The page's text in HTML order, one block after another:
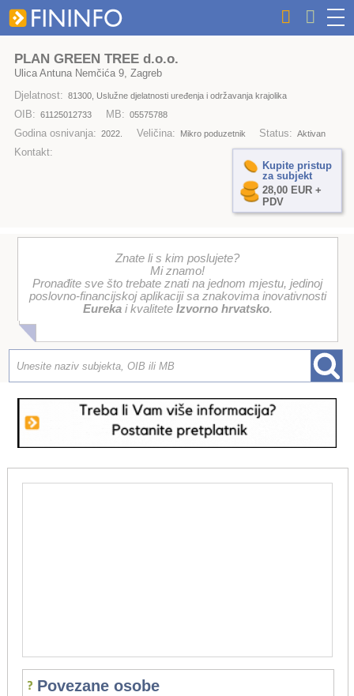
PLAN GREEN TREE d.o.o.
Ulica Antuna Nemčića 9, Zagreb
Djelatnost: 81300, Uslužne djelatnosti uređenja i održavanja krajolika
OIB: 61125012733 MB: 05575788
Godina osnivanja: 2022. Veličina: Mikro poduzetnik Status: Aktivan
Kontakt:
Kupite pristup
za subjekt
28,00 EUR +
PDV
Znate li s kim poslujete?
Mi znamo!
Pronađite sve što trebate znati na jednom mjestu, jedinoj
poslovno-financijskoj aplikaciji sa znakovima inovativnosti
Eurekai kvalitete Izvorno hrvatsko.
Povezane osobe